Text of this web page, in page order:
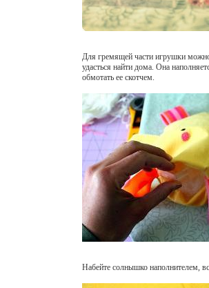
Для гремящей части игрушки
удасться найти дома. Она
обмотать ее скотчем.
Набейте солнышко наполнителем,